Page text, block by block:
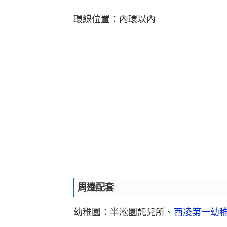
環線位置：內環以內
周邊配套
幼稚園：半淞園託兒所、 西凌第一幼